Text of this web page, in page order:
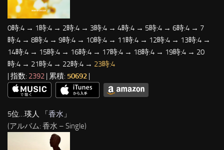
0時:4 → 1時:4 → 2時:4 → 3時:4 → 4時:4 → 5時:4 → 6時:4 → 7
時:4 → 8時:4 → 9時:4 → 10時:4 → 11時:4 → 12時:4 → 13時:4 →
14時:4 → 15時:4 → 16時:4 → 17時:4 → 18時:4 → 19時:4 → 20
時:4 → 21時:4 → 22時:4 → 23時:4
| 指数: 2392 | 累積: 50692 |
5位…瑛人 「香水 」
(アルバム: 香水 – Single)